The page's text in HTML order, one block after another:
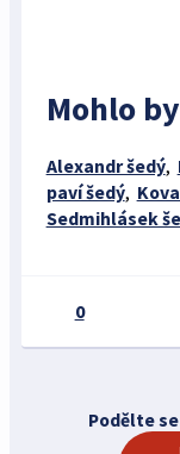
Mohlo
Alexandr šedý,
paví šedý,
Sedmihlásek
0
Podělte